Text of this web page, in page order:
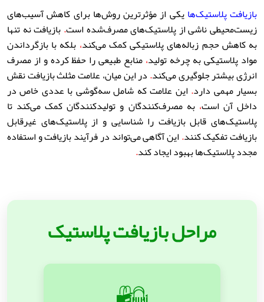
بازیافت پلاستیک‌ها یکی از مؤثرترین روش‌ها برای کاهش آسیب‌های
زیست‌محیطی ناشی از پلاستیک‌های مصرف‌شده است.بازیافت نه تنها
به کاهش حجم زباله‌های پلاستیکی کمک می‌کند، بلکه با بازگرداندن
مواد پلاستیکی به چرخه تولید،منابع طبیعی را حفظ کرده و از مصرف
انرژی بیشتر جلوگیری می‌کند.در این میان،علامت مثلث بازیافت نقش
بسیار مهمی دارد. این علامت که شامل سه‌گوشی با عددی خاص در
داخل آن است، به مصرف‌کنندگان و تولیدکنندگان کمک می‌کند تا
پلاستیک‌های قابل بازیافت را شناسایی و از پلاستیک‌های غیرقابل
بازیافت تفکیک کنند.این آگاهی می‌تواند در فرآیند بازیافت و استفاده
مجدد پلاستیک‌ها بهبود ایجاد کند.
مراحل بازیافت پلاستیک